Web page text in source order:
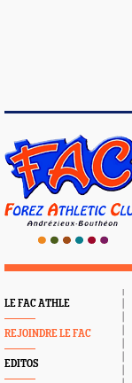
LE FAC ATHLE
REJOINDRE LE FAC
EDITOS